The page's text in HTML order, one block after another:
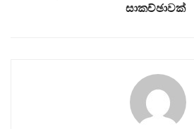
සාකච්ඡාවක්